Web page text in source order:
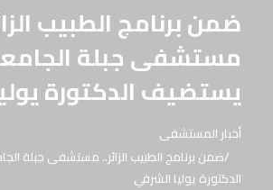
ضمن برنامج الطبيب
مستشفى جبلة
يستضيف الدكتورة
أخبار المستشفى
ضمن برنامج الطبيب الزائر.. مستشفى جبلة
الدكتورة يوليا الشرفي